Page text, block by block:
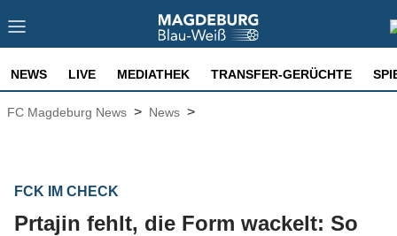
NEWS LIVE MEDIATHEK TRANSFER-GERÜCHTE
FC Magdeburg News > News >
FCK IM CHECK
Prtajin fehlt, die Form wackelt: So